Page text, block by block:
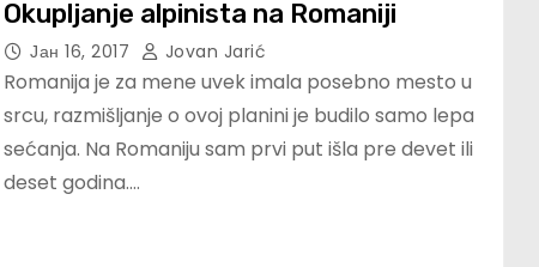
Okupljanje alpinista na Romaniji
Јан 16, 2017 Jovan Jarić
Romanija je za mene uvek imala posebno mesto u
srcu, razmišljanje o ovoj planini je budilo samo lepa
sećanja. Na Romaniju sam prvi put išla pre devet ili
deset godina.…